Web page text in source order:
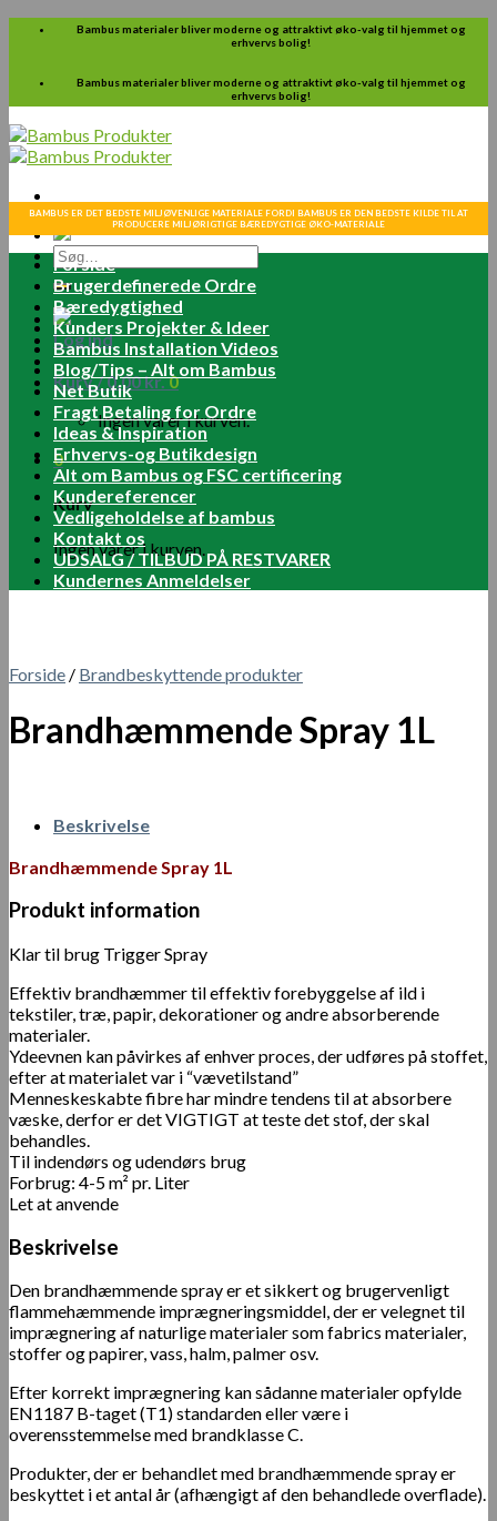
Skip
Bambus materialer bliver moderne og attraktivt øko-valg til hjemmet og
erhvervs bolig!
Bambus materialer bliver moderne og attraktivt øko-valg til hjemmet og
erhvervs bolig!
Søg
efter:
Log ind
Kurv /0.00kr.0
Ingen varer i kurven.
0
Kurv
Ingen varer i kurven.
BAMBUS ER DET BEDSTE MILJØVENLIGE MATERIALE FORDI BAMBUS ER DEN BEDSTE KILDE TIL AT
PRODUCERE MILJØRIGTIGE BÆREDYGTIGE ØKO-MATERIALE
Forside
Brugerdefinerede Ordre
Bæredygtighed
Kunders Projekter & Ideer
Bambus Installation Videos
Blog/Tips – Alt om Bambus
Net Butik
Fragt Betaling for Ordre
Ideas & Inspiration
Erhvervs-og Butikdesign
Alt om Bambus og FSC certificering
Kundereferencer
Vedligeholdelse af bambus
Kontakt os
UDSALG / TILBUD PÅ RESTVARER
Kundernes Anmeldelser
Forside / Brandbeskyttende produkter
Brandhæmmende Spray 1L
Beskrivelse
Brandhæmmende Spray 1L
Produkt information
Klar til brug Trigger Spray
Effektiv brandhæmmer til effektiv forebyggelse af ild i
tekstiler, træ, papir, dekorationer og andre absorberende
materialer.
Ydeevnen kan påvirkes af enhver proces, der udføres på stoffet,
efter at materialet var i “vævetilstand”
Menneskeskabte fibre har mindre tendens til at absorbere
væske, derfor er det VIGTIGT at teste det stof, der skal
behandles.
Til indendørs og udendørs brug
Forbrug: 4-5 m² pr. Liter
Let at anvende
Beskrivelse
Den brandhæmmende spray er et sikkert og brugervenligt
flammehæmmende imprægneringsmiddel, der er velegnet til
imprægnering af naturlige materialer som fabrics materialer,
stoffer og papirer, vass, halm, palmer osv.
Efter korrekt imprægnering kan sådanne materialer opfylde
EN1187 B-taget (T1) standarden eller være i
overensstemmelse med brandklasse C.
Produkter, der er behandlet med brandhæmmende spray er
beskyttet i et antal år (afhængigt af den behandlede overflade).